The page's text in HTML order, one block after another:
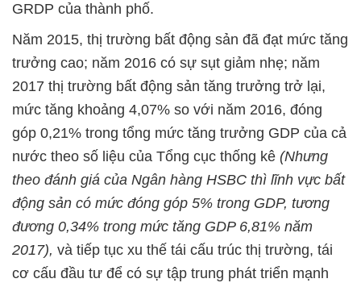
GRDP của thành phố.
Năm 2015, thị trường bất động sản đã đạt mức tăng
trưởng cao; năm 2016 có sự sụt giảm nhẹ; năm
2017 thị trường bất động sản tăng trưởng trở lại,
mức tăng khoảng 4,07% so với năm 2016, đóng
góp 0,21% trong tổng mức tăng trưởng GDP của cả
nước theo số liệu của Tổng cục thống kê (Nhưng
theo đánh giá của Ngân hàng HSBC thì lĩnh vực bất
động sản có mức đóng góp 5% trong GDP, tương
đương 0,34% trong mức tăng GDP 6,81% năm
2017), và tiếp tục xu thế tái cấu trúc thị trường, tái
cơ cấu đầu tư để có sự tập trung phát triển mạnh